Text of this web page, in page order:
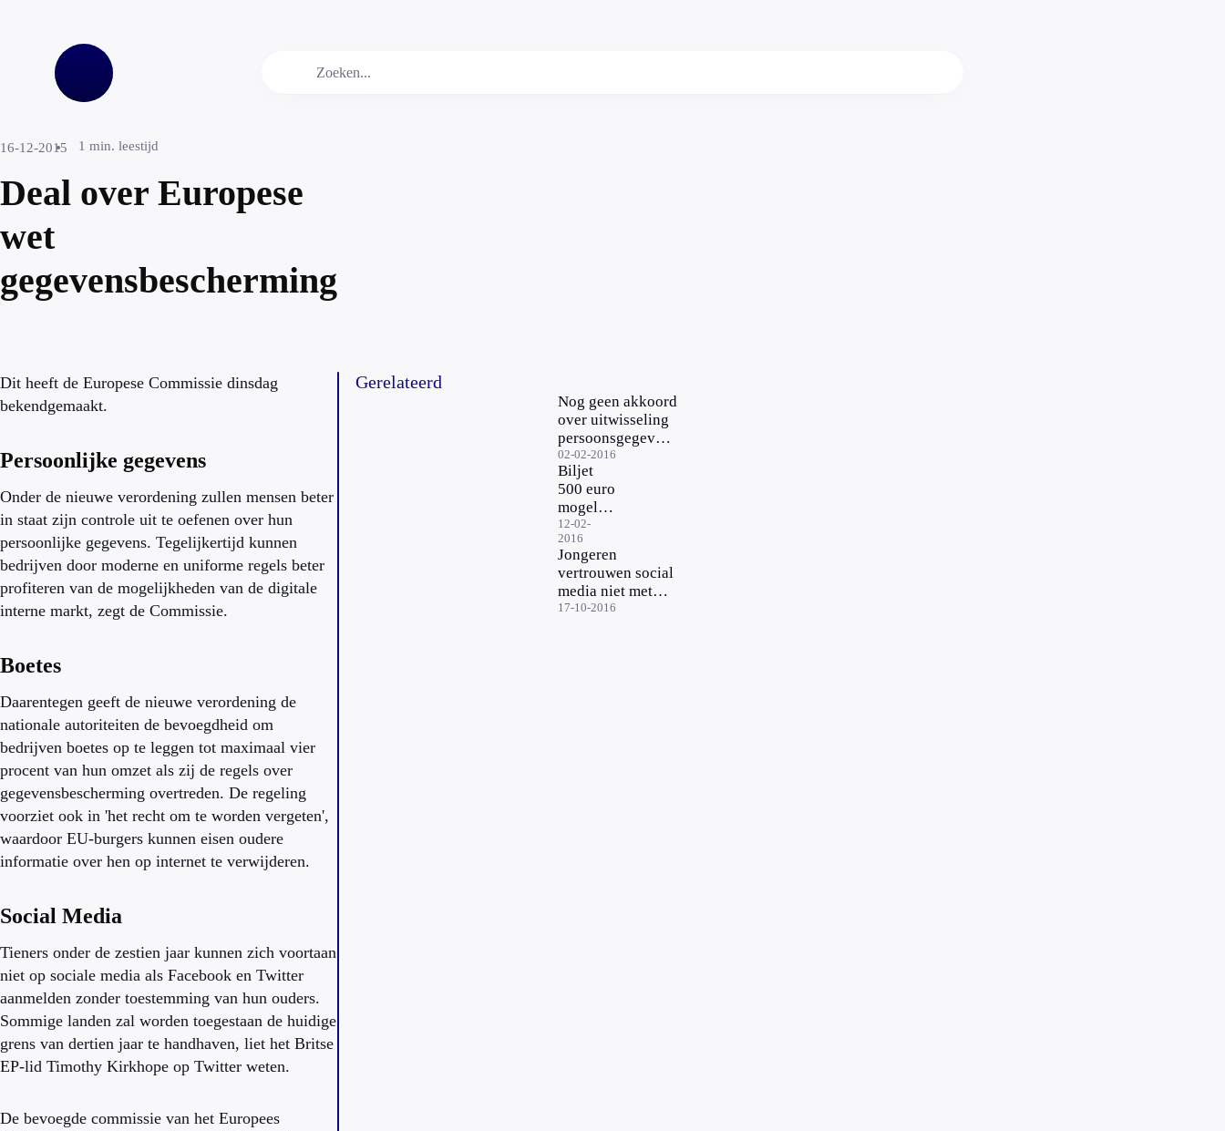
16-12-2015 1 min. leestijd
Deal over Europese
wet
gegevensbescherming
Dit heeft de Europese Commissie dinsdag
bekendgemaakt.
Persoonlijke gegevens
Onder de nieuwe verordening zullen mensen beter
in staat zijn controle uit te oefenen over hun
persoonlijke gegevens. Tegelijkertijd kunnen
bedrijven door moderne en uniforme regels beter
profiteren van de mogelijkheden van de digitale
interne markt, zegt de Commissie.
Boetes
Daarentegen geeft de nieuwe verordening de
nationale autoriteiten de bevoegdheid om
bedrijven boetes op te leggen tot maximaal vier
procent van hun omzet als zij de regels over
gegevensbescherming overtreden. De regeling
voorziet ook in 'het recht om te worden vergeten',
waardoor EU-burgers kunnen eisen oudere
informatie over hen op internet te verwijderen.
Social Media
Tieners onder de zestien jaar kunnen zich voortaan
niet op sociale media als Facebook en Twitter
aanmelden zonder toestemming van hun ouders.
Sommige landen zal worden toegestaan de huidige
grens van dertien jaar te handhaven, liet het Britse
EP-lid Timothy Kirkhope op Twitter weten.
De bevoegde commissie van het Europees
Gerelateerd
Nog geen akkoord
over uitwisseling
persoonsgegevens
met VS
02-02-2016
Biljet
500 euro
mogelijk
in de
ban
12-02-
2016
Jongeren
vertrouwen social
media niet met
persoonsgegevens
17-10-2016